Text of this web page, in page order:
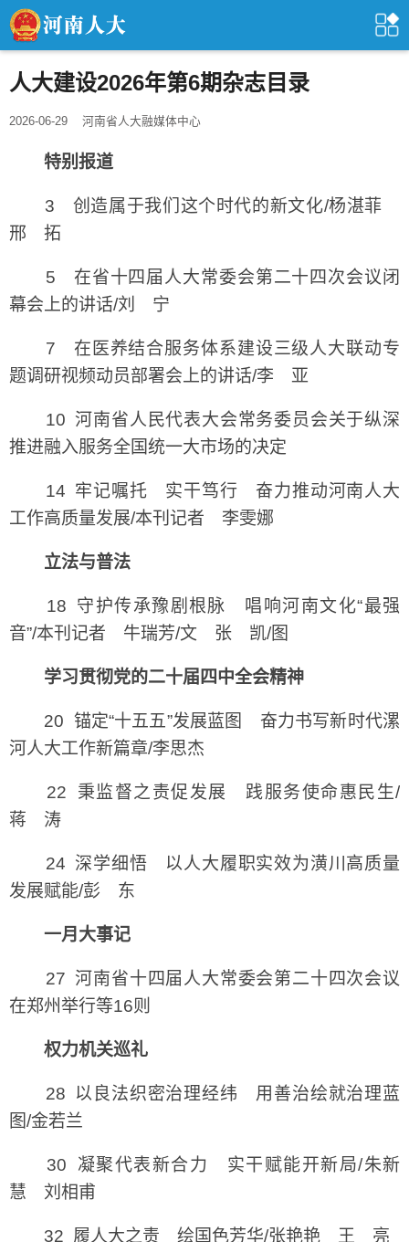
人大建设2026年第6期杂志目录
2026-06-29 河南省人大融媒体中心
特别报道
3 创造属于我们这个时代的新文化/杨湛菲
邢 拓
5 在省十四届人大常委会第二十四次会议闭
幕会上的讲话/刘 宁
7 在医养结合服务体系建设三级人大联动专
题调研视频动员部署会上的讲话/李 亚
10 河南省人民代表大会常务委员会关于纵深
推进融入服务全国统一大市场的决定
14 牢记嘱托 实干笃行 奋力推动河南人大
工作高质量发展/本刊记者 李雯娜
立法与普法
18 守护传承豫剧根脉 唱响河南文化“最强
音”/本刊记者 牛瑞芳/文 张 凯/图
学习贯彻党的二十届四中全会精神
20 锚定“十五五”发展蓝图 奋力书写新时代漯
河人大工作新篇章/李思杰
22 秉监督之责促发展 践服务使命惠民生/
蒋 涛
24 深学细悟 以人大履职实效为潢川高质量
发展赋能/彭 东
一月大事记
27 河南省十四届人大常委会第二十四次会议
在郑州举行等16则
权力机关巡礼
28 以良法织密治理经纬 用善治绘就治理蓝
图/金若兰
30 凝聚代表新合力 实干赋能开新局/朱新
慧 刘相甫
32 履人大之责 绘国色芳华/张艳艳 王 亮